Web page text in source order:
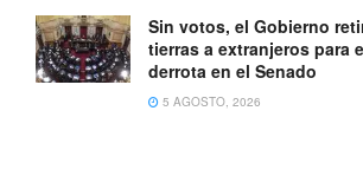
Sin votos, el Gobierno
tierras a extranjeros para
derrota en el Senado
5 AGOSTO, 2026